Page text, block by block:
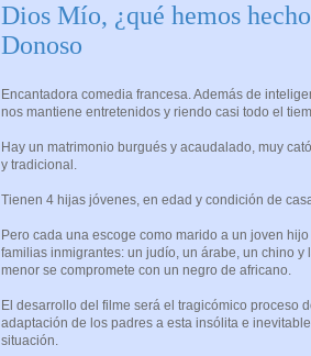
Dios Mío, ¿qué hemos
Donoso
Encantadora comedia francesa. Además de
nos mantiene entretenidos y riendo casi todo el
Hay un matrimonio burgués y acaudalado, muy
y tradicional.
Tienen 4 hijas jóvenes, en edad y condición de
Pero cada una escoge como marido a un joven hijo
familias inmigrantes: un judío, un árabe, un chino y
menor se compromete con un negro de africano.
El desarrollo del filme será el tragicómico proceso
adaptación de los padres a esta insólita e inevitable
situación.